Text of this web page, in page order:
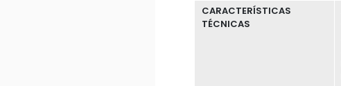
CARACTERÍSTICAS
TÉCNICAS